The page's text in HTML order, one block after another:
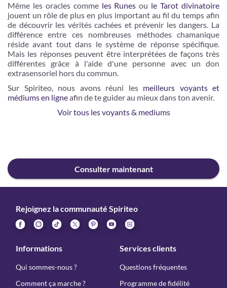
Même les oracles comme les Runes ou le Tarot divinatoire
jouent un rôle de plus en plus important au fil du temps afin
de découvrir les vérités cachées et prévenir les dangers. La
différence entre ces nombreuses méthodes chamanique
réside avant tout dans le système de réponse spécifique.
Mais les réponses peuvent être interprétées de façons très
différentes grâce à l'aide d'une personne avec un don
extrasensoriel hors du commun.
Sur Spiriteo, nous avons réuni les meilleurs voyants et
médiums en ligneafin de te guider au mieux dans ton avenir.
Voir tous les voyants & mediums
Consulter maintenant
Rejoignez la communauté Spiriteo
Informations
Qui sommes-nous ?
Comment ça marche ?
Services clients
Questions fréquentes
Programme de fidélité